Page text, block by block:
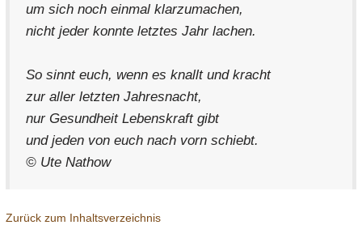
um sich noch einmal klarzumachen,
nicht jeder konnte letztes Jahr lachen.
So sinnt euch, wenn es knallt und kracht
zur aller letzten Jahresnacht,
nur Gesundheit Lebenskraft gibt
und jeden von euch nach vorn schiebt.
© Ute Nathow
Zurück zum Inhaltsverzeichnis